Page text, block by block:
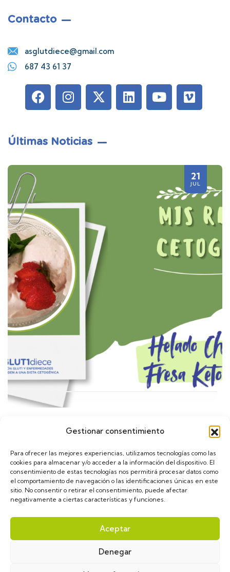
Gestionar consentimiento
Para ofrecer las mejores experiencias, utilizamos tecnologías como las
cookies para almacenar y/o acceder a la información del dispositivo. El
consentimiento de estas tecnologías nos permitirá procesar datos como
el comportamiento de navegación o las identificaciones únicas en este
sitio. No consentir o retirar el consentimiento, puede afectar
negativamente a ciertas características y funciones.
Aceptar
Denegar
Contacto
asglutdiece@gmail.com
687 43 61 37
Últimas Noticias
21
JUL
asGLUT1diece © 2024. Diseñado porVulpeTI. Todos
los derechos reservados.
Política de privacidad
Política de cookies